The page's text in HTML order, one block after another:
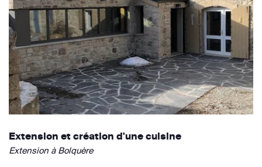
Extension et création d'une cuisine
Extension à Bolquère